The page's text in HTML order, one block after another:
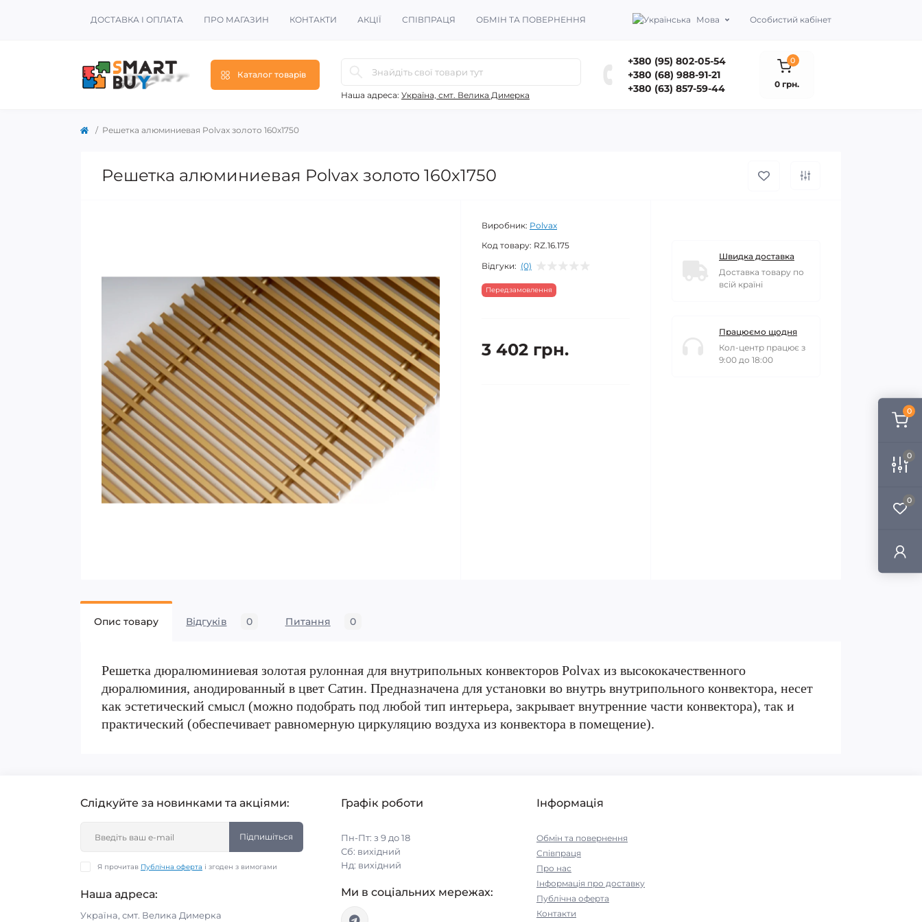
0
0
0
ДОСТАВКА І ОПЛАТА ПРО МАГАЗИН КОНТАКТИ АКЦІЇ СПІВПРАЦЯ ОБМІН ТА ПОВЕРНЕННЯ Мова Особистий кабінет
Каталог товарів
Наша адреса: Україна, смт. Велика Димерка
+380 (95) 802-05-54
+380 (68) 988-91-21
+380 (63) 857-59-44
0
0 грн.
Решетка алюминиевая Polvax золото 160х1750
Решетка алюминиевая Polvax золото 160х1750
Виробник: Polvax
Код товару: RZ.16.175
Відгуки: (0)
Передзамовлення
3 402 грн.
Швидка доставка
Доставка товару по
всій країні
Працюємо щодня
Кол-центр працює з
9:00 до 18:00
Опис товару Відгуків 0 Питання 0
Решетка дюралюминиевая золотая рулонная для внутрипольных конвекторов Polvax из высококачественного
дюралюминия, анодированный в цвет Сатин. Предназначена для установки во внутрь внутрипольного конвектора, несет
как эстетический смысл (можно подобрать под любой тип интерьера, закрывает внутренние части конвектора), так и
практический (обеспечивает равномерную циркуляцию воздуха из конвектора в помещение).
Слідкуйте за новинками та акціями:
Підпишіться
Я прочитав Публічна оферта і згоден з вимогами
Наша адреса:
Україна, смт. Велика Димерка
Графік роботи
Пн-Пт: з 9 до 18
Сб: вихідний
Нд: вихідний
Ми в соціальних мережах:
Інформація
Обмін та повернення
Співпраця
Про нас
Інформація про доставку
Публічна оферта
Контакти